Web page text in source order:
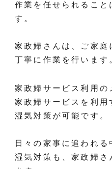
作業を任せられること
す。
家政婦さんは、ご家庭
丁寧に作業を行います
家政婦サービス利用の
家政婦サービスを利用
湿気対策が可能です。
日々の家事に追われ
湿気対策も、家政婦さ